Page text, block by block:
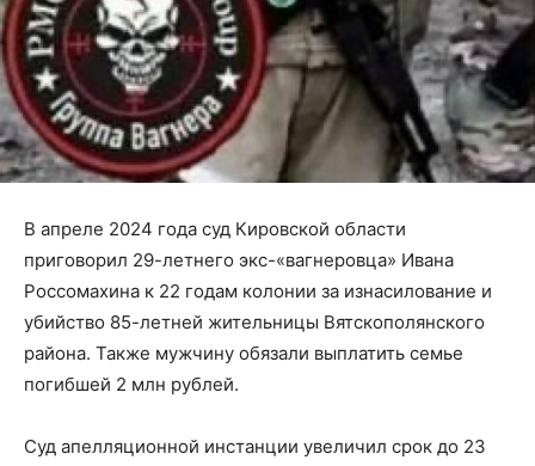
В апреле 2024 года суд Кировской области
приговорил 29-летнего экс-«вагнеровца» Ивана
Россомахина к 22 годам колонии за изнасилование и
убийство 85-летней жительницы Вятскополянского
района. Также мужчину обязали выплатить семье
погибшей 2 млн рублей.
Суд апелляционной инстанции увеличил срок до 23